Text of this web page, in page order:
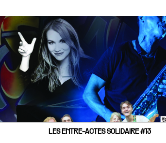
LES ENTRE-ACTES SOLIDAIRE #13